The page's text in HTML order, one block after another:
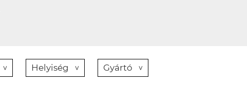
Helyiség Gyártó